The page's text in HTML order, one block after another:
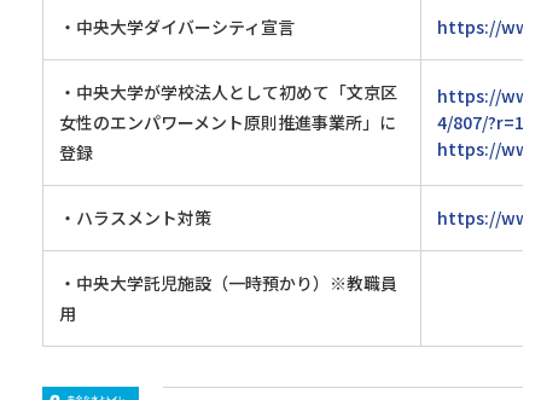
・中央大学ダイバーシティ宣言 https://
・中央大学が学校法人として初めて「文京区
女性のエンパワーメント原則推進事業所」に
登録
https://
4/807/?r=1
https://
・ハラスメント対策 https://
・中央大学託児施設（一時預かり）※教職員
用